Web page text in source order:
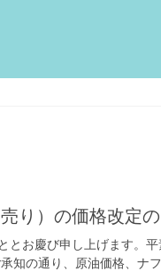
り）の価格改定
お慶び申し上げます。
知の通り、原油価格、ナ